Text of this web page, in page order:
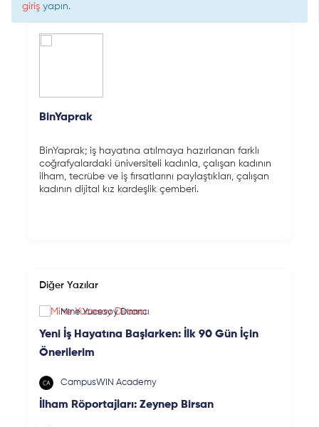
giriş yapın.
BinYaprak
BinYaprak; iş hayatına atılmaya hazırlanan farklı
coğrafyalardaki üniversiteli kadınla, çalışan kadının
ilham, tecrübe ve iş fırsatlarını paylaştıkları, çalışan
kadının dijital kız kardeşlik çemberi.
Diğer Yazılar
Mine Yücesoy Dirancı
Yeni İş Hayatına Başlarken: İlk 90 Gün İçin
Önerilerim
CampusWIN Academy
İlham Röportajları: Zeynep Birsan